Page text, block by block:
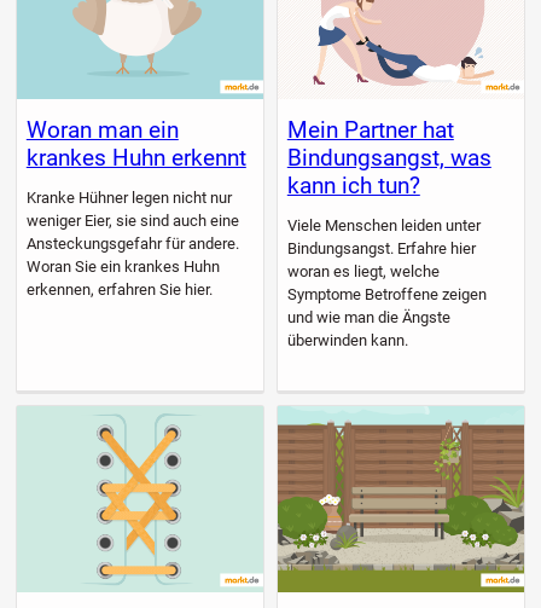
Woran man ein
krankes Huhn erkennt
Kranke Hühner legen nicht nur
weniger Eier, sie sind auch eine
Ansteckungsgefahr für andere.
Woran Sie ein krankes Huhn
erkennen, erfahren Sie hier.
Mein Partner hat
Bindungsangst, was
kann ich tun?
Viele Menschen leiden unter
Bindungsangst. Erfahre hier
woran es liegt, welche
Symptome Betroffene zeigen
und wie man die Ängste
überwinden kann.